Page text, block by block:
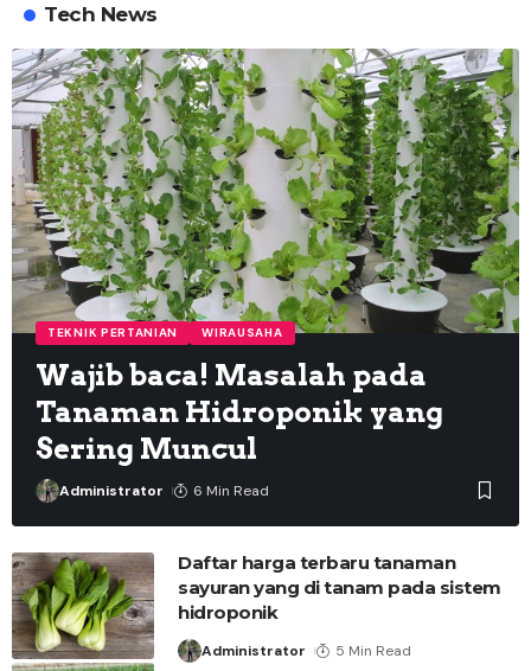
Tech News
TEKNIK PERTANIAN WIRAUSAHA
Wajib baca! Masalah pada
Tanaman Hidroponik yang
Sering Muncul
Administrator 6 Min Read
Daftar harga terbaru tanaman
sayuran yang di tanam pada sistem
hidroponik
Administrator 5 Min Read